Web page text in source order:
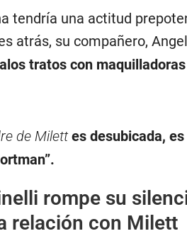
tendría una actitud
atrás, su compañero,
tratos con
de Milett es desubicada,
.
rompe su
relación con Milett